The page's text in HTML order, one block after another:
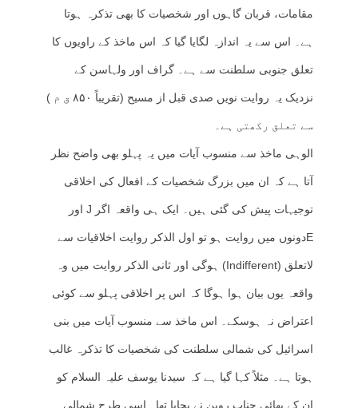
مقامات، قربان گاہوں اور شخصیات کا بھی تذکرہ ہوتا
ہے۔ اس سے یہ اندازہ لگایا گیا کہ اس ماخذ کے راویوں کا
تعلق جنوبی سلطنت سے ہے۔ گراف اور ولہاسن کے
نزدیک یہ روایت نویں صدی قبل از مسیح (تقریباً ۸۵۰ ق م )
سے تعلق رکھتی ہے۔
الوہی ماخذ سے منسوب آیات میں یہ پہلو بھی واضح نظر
آتا ہے کہ ان میں بزرگ شخصیات کے افعال کی اخلاقی
توجیہات پیش کی گئی ہیں۔ ایک ہی واقعہ اگر J اور
Eدونوں میں روایت ہو تو اول الذکر روایت اخلاقیات سے
لاتعلق (Indifferent) ہوگی اور ثانی الذکر روایت میں وہ
واقعہ یوں بیان ہوا ہوگا کہ اس پر اخلاقی پہلو سے کوئی
اعتراض نہ ہوسکے۔ اس ماخذ سے منسوب آیات میں بنی
اسرائیل کی شمالی سلطنت کی شخصیات کا تذکرہ غالب
ہوتا ہے۔ مثلاً کہا گیا ہے کہ سیدنا یوسف علیہ السلام کو
ان کے بھائی جناب روبن نے بچایا تھا۔ اسی طرح شمالی